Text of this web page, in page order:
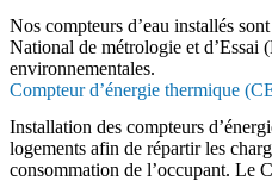
Nos compteurs d’eau installés
National de métrologie et d’Essai
environnementales.
Compteur d’énergie thermique
Installation des compteurs
logements afin de répartir les
consommation de l’occupant. Le